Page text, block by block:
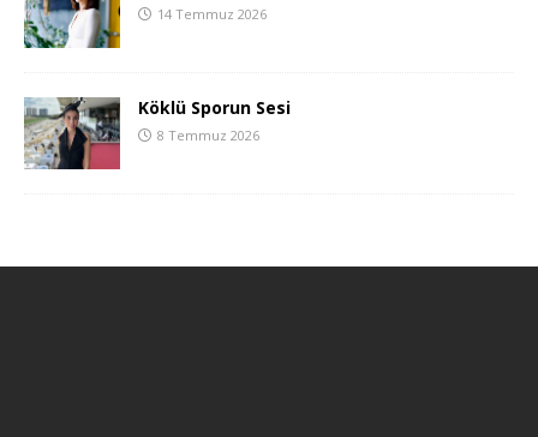
14 Temmuz 2026
Köklü Sporun Sesi
8 Temmuz 2026